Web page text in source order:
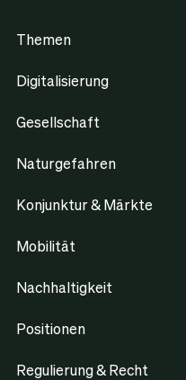
Themen
Digitalisierung
Gesellschaft
Naturgefahren
Konjunktur & Märkte
Mobilität
Nachhaltigkeit
Positionen
Regulierung & Recht